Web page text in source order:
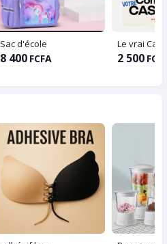
Sac d'école
8 400 FCFA
Le vrai
2 500